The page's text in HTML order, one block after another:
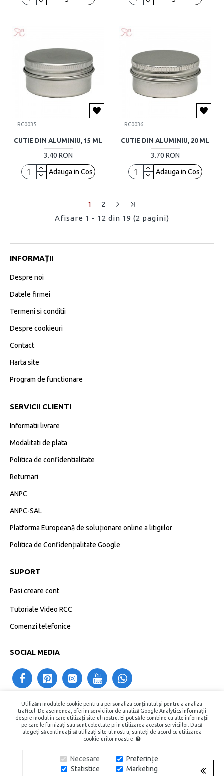
Utilizăm modulele cookie pentru a personaliza conținutul și pentru a analiza
traficul. De asemenea, oferim serviciilor de analiză Google Analytics informații
despre modul în care utilizați site-ul nostru. Ei pot să le combine cu alte informații
pe care le furnizați sau sunt colectate prin utilizarea acestor serviciilor. Dacă
alegeți să continuați să utilizați site-ul nostru, sunteți de acord cu utilizarea
cookie-urilor noastre.
Necesare
Preferințe
Statistice
Marketing
RC0035
CUTIE DIN ALUMINIU, 15 ML
3.40 RON
Adauga in Cos
RC0036
CUTIE DIN ALUMINIU, 20 ML
3.70 RON
Adauga in Cos
1
2
Afisare 1 - 12 din 19 (2 pagini)
INFORMAȚII
Despre noi
Datele firmei
Termeni si conditii
Despre cookieuri
Contact
Harta site
Program de functionare
SERVICII CLIENTI
Informatii livrare
Modalitati de plata
Politica de confidentialitate
Returnari
ANPC
ANPC-SAL
Platforma Europeană de soluționare online a litigiilor
Politica de Confidențialitate Google
SUPORT
Pasi creare cont
Tutoriale Video RCC
Comenzi telefonice
SOCIAL MEDIA
contact@recipientecosmetice.ro
+40730575557
Copyright © 2015 - 2026, Recipiente Cosmetice. Toate Drepturile